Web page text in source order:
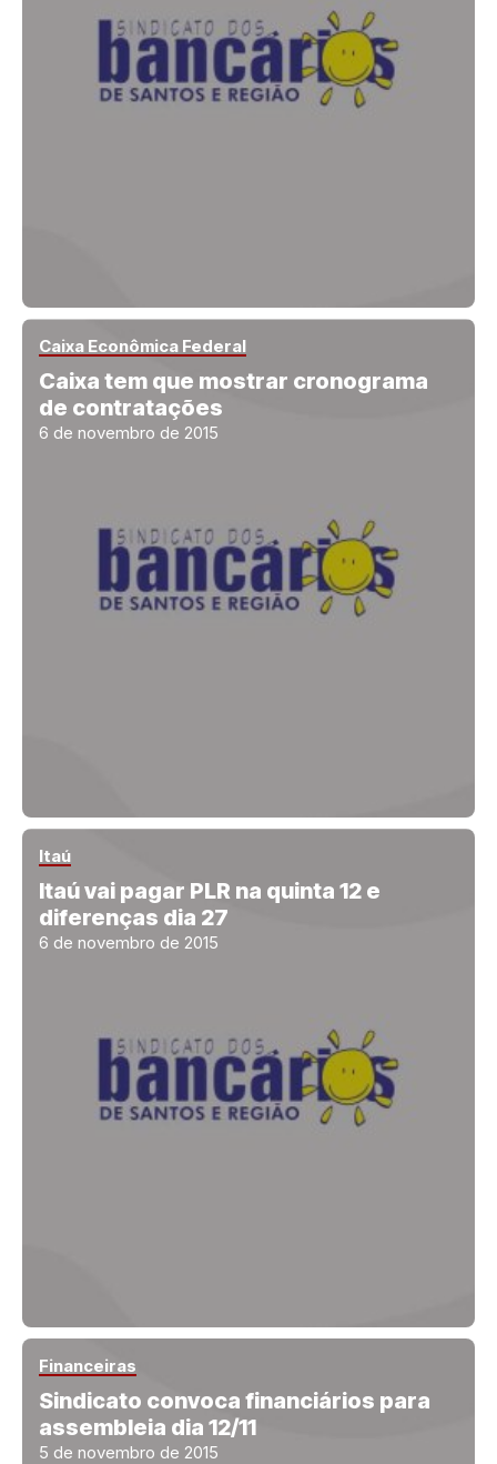
Caixa Econômica Federal
Caixa tem que mostrar cronograma
de contratações
6 de novembro de 2015
Itaú
Itaú vai pagar PLR na quinta 12 e
diferenças dia 27
6 de novembro de 2015
Financeiras
Sindicato convoca financiários para
assembleia dia 12/11
5 de novembro de 2015